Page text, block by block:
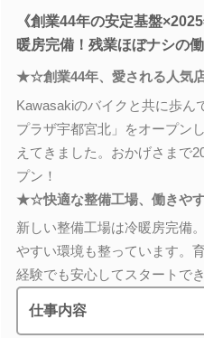
《創業44年の安定基盤
暖房完備！残業ほぼナシの
★☆創業44年、愛される人気
Kawasakiのバイクと共に歩ん
プラザ宇都宮北」をオープン
えてきました。おかげさまで
プン！
★☆快適な整備工場、働きや
新しい整備工場は冷暖房完備
やすい環境も整っています。
経験でも安心してスタートで
仕事内容